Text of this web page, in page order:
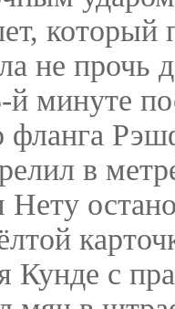
который
не прочь
минуте
фланга
в
Кунде с